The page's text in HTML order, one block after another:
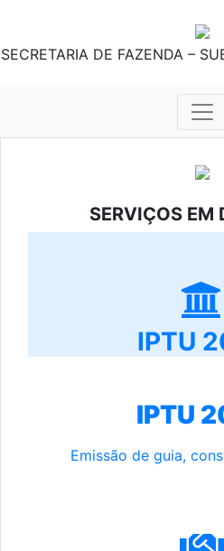
SECRETARIA DE FAZENDA –
SERVIÇOS EM
IPTU
IPTU
Emissão de guia,